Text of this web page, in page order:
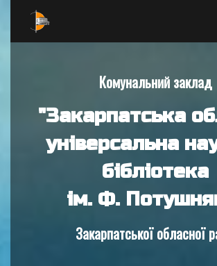
Комунальний заклад
"Закарпатська
універсальна
бібліотека
ім. Ф.
Закарпатської обласної